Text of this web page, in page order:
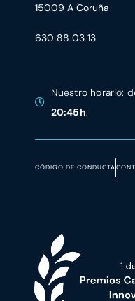
15009 A Coruña
630 88 03 13
Nuestro horario:
20:45h.
CÓDIGO DE CONDUCTA